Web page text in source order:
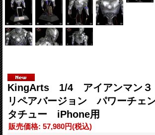
KingArts 1/4 アイアンマン
リペアバージョン パワーチェ
タチュー iPhone用
販売価格: 57,980円(税込)